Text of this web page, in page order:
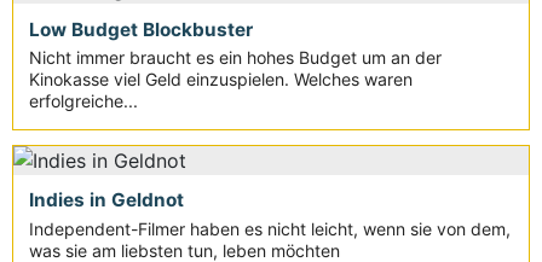
Low Budget Blockbuster
Nicht immer braucht es ein hohes Budget um an der
Kinokasse viel Geld einzuspielen. Welches waren
erfolgreiche...
Indies in Geldnot
Independent-Filmer haben es nicht leicht, wenn sie von dem,
was sie am liebsten tun, leben möchten